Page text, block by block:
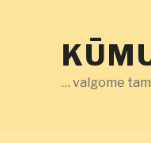
… valgome